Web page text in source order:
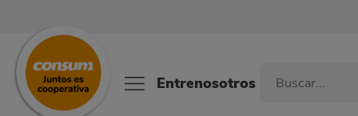
Entrenosotros